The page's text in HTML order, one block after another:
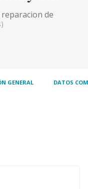
de
y exportacion de
y piezas de
GENERAL DATOS